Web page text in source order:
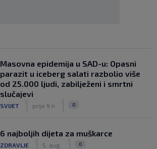
Masovna epidemija u SAD-u: Opasni
parazit u iceberg salati razbolio više
od 25.000 ljudi, zabilježeni i smrtni
slučajevi
SVIJET prije 9 h 0
6 najboljih dijeta za muškarce
ZDRAVLJE 5. aug. 0